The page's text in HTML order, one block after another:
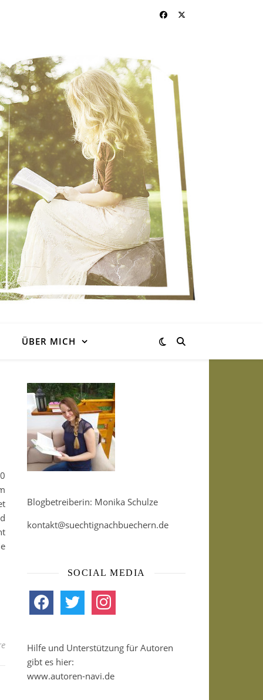
ÜBER MICH
Blogbetreiberin: Monika Schulze
kontakt@suechtignachbuechern.de
SOCIAL MEDIA
facebook twitter instagram
Hilfe und Unterstützung für Autoren
gibt es hier:
www.autoren-navi.de